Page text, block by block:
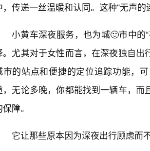
，传递一丝温暖和认同。这种“无声
小黄车深夜服务，也为城🙂市中的
。尤其对于女性而言，在深夜独自
市的站点和便捷的定位追踪功能，
，无论多晚，你都能找到一辆车，
障。
它让那些原本因为深夜出行顾虑而